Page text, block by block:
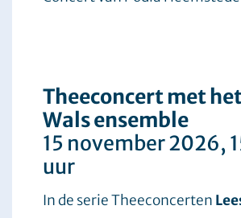
Theeconcert met
Wals ensemble
15 november 2026,
uur
In de serie Theeconcerten